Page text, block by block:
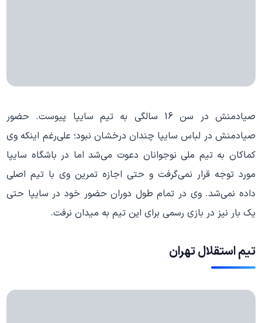
صیادمنش در سن 16 سالگی به تیم سایپا پیوست. حضور
صیادمنش در لباس سایپا چندان درخشان نبود؛ علی‌رغم اینکه وی
کماکان به تیم ملی نوجوانان دعوت می‌شد اما در باشگاه سایپا
مورد توجه قرار نمی‌گرفت و حتی اجازه تمرین وی با تیم اصلی
داده نمی‌شد. وی در تمام طول دوران حضور خود در سایپا حتی
یک بار نیز در بازی رسمی برای این تیم به میدان نرفت.
تیم استقلال تهران